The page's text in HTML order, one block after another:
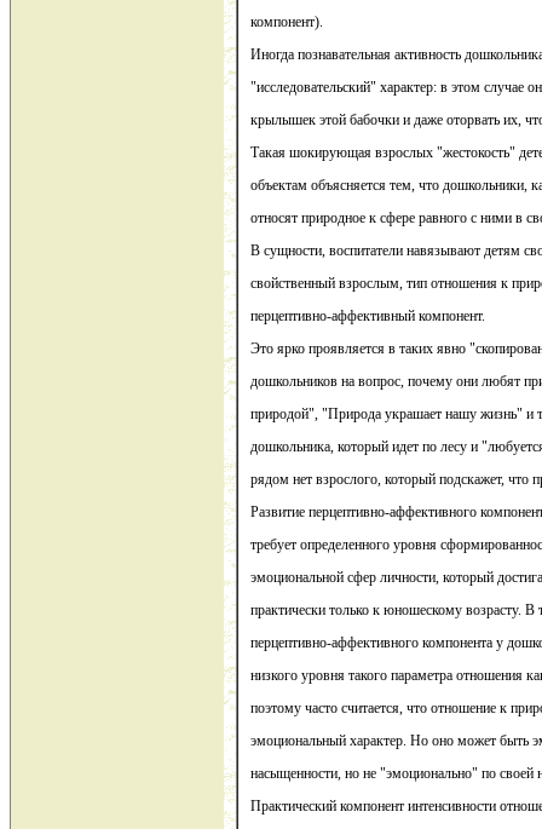
компонент).
Иногда познавательная активность
"исследовательский" характер: в этом случае
крылышек этой бабочки и даже оторвать их,
Такая шокирующая взрослых "жестокость"
объектам объясняется тем, что дошкольники,
относят природное к сфере равного с ними в
В сущности, воспитатели навязывают детям
свойственный взрослым, тип отношения к
перцептивно-аффективный компонент.
Это ярко проявляется в таких явно
дошкольников на вопрос, почему они любят
природой", "Природа украшает нашу жизнь" и
дошкольника, который идет по лесу и
рядом нет взрослого, который подскажет, что
Развитие перцептивно-аффективного
требует определенного уровня
эмоциональной сфер личности, который
практически только к юношескому возрасту. В
перцептивно-аффективного компонента у
низкого уровня такого параметра отношения
поэтому часто считается, что отношение к
эмоциональный характер. Но оно может быть
насыщенности, но не "эмоционально" по своей
Практический компонент интенсивности